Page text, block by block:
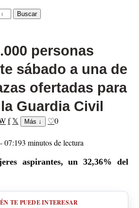
Buscar
personas
sábado a una de
ofertadas para
Guardia Civil
f 𝕏 Más ↓ ♡0
07:193 minutos de lectura
aspirantes, un 32,36% del
TE PUEDE INTERESAR